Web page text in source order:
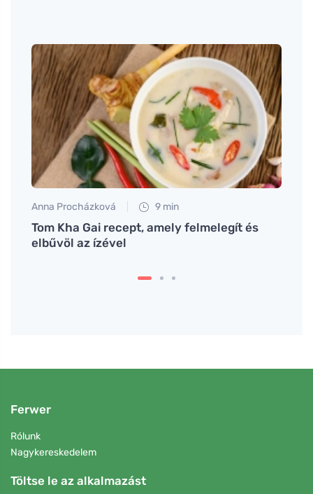
Anna Procházková 9 min
Tom Kha Gai recept, amely felmelegít és
elbűvöl az ízével
Ferwer
Rólunk
Nagykereskedelem
Töltse le az alkalmazást